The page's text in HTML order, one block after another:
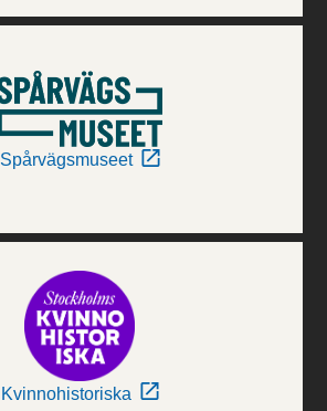
Spårvägsmuseet
Kvinnohistoriska